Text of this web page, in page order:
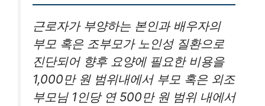
근로자가 부양하는 본인과 배우자의
부모 혹은 조부모가 노인성 질환으로
진단되어 향후 요양에 필요한 비용을
1,000만 원 범위내에서 부모 혹은 외조
부모님 1인당 연 500만 원 범위 내에서